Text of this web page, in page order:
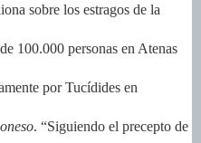
sobre los estragos de la
100.000 personas en Atenas
por Tucídides en
. “Siguiendo el precepto de